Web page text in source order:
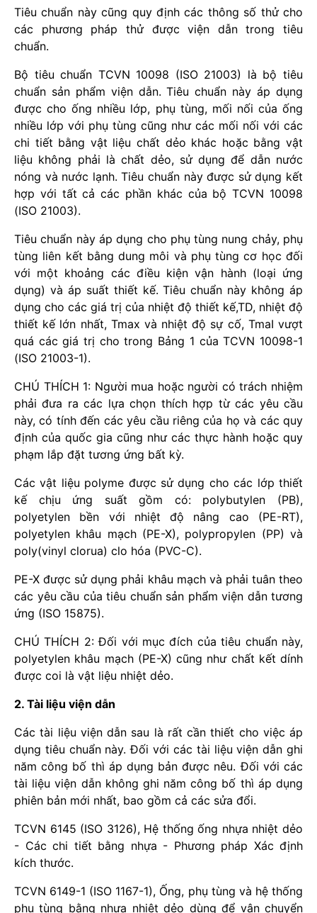
Tiêu chuẩn này cũng quy định các thông số thử cho
các phương pháp thử được viện dẫn trong tiêu
chuẩn.
Bộ tiêu chuẩn TCVN 10098 (ISO 21003) là bộ tiêu
chuẩn sản phẩm viện dẫn. Tiêu chuẩn này áp dụng
được cho ống nhiều lớp, phụ tùng, mối nối của ống
nhiều lớp với phụ tùng cũng như các mối nối với các
chi tiết bằng vật liệu chất dẻo khác hoặc bằng vật
liệu không phải là chất dẻo, sử dụng để dẫn nước
nóng và nước lạnh. Tiêu chuẩn này được sử dụng kết
hợp với tất cả các phần khác của bộ TCVN 10098
(ISO 21003).
Tiêu chuẩn này áp dụng cho phụ tùng nung chảy, phụ
tùng liên kết bằng dung môi và phụ tùng cơ học đối
với một khoảng các điều kiện vận hành (loại ứng
dụng) và áp suất thiết kế. Tiêu chuẩn này không áp
dụng cho các giá trị của nhiệt độ thiết kế,TD, nhiệt độ
thiết kế lớn nhất, Tmax và nhiệt độ sự cố, TmaI vượt
quá các giá trị cho trong Bảng 1 của TCVN 10098-1
(ISO 21003-1).
CHÚ THÍCH 1: Người mua hoặc người có trách nhiệm
phải đưa ra các lựa chọn thích hợp từ các yêu cầu
này, có tính đến các yêu cầu riêng của họ và các quy
định của quốc gia cũng như các thực hành hoặc quy
phạm lắp đặt tương ứng bất kỳ.
Các vật liệu polyme được sử dụng cho các lớp thiết
kế chịu ứng suất gồm có: polybutylen (PB),
polyetylen bền với nhiệt độ nâng cao (PE-RT),
polyetylen khâu mạch (PE-X), polypropylen (PP) và
poly(vinyl clorua) clo hóa (PVC-C).
PE-X được sử dụng phải khâu mạch và phải tuân theo
các yêu cầu của tiêu chuẩn sản phẩm viện dẫn tương
ứng (ISO 15875).
CHÚ THÍCH 2: Đối với mục đích của tiêu chuẩn này,
polyetylen khâu mạch (PE-X) cũng như chất kết dính
được coi là vật liệu nhiệt dẻo.
2. Tài liệu viện dẫn
Các tài liệu viện dẫn sau là rất cần thiết cho việc áp
dụng tiêu chuẩn này. Đối với các tài liệu viện dẫn ghi
năm công bố thì áp dụng bản được nêu. Đối với các
tài liệu viện dẫn không ghi năm công bố thì áp dụng
phiên bản mới nhất, bao gồm cả các sửa đổi.
TCVN 6145 (ISO 3126), Hệ thống ống nhựa nhiệt dẻo
- Các chi tiết bằng nhựa - Phương pháp Xác định
kích thước.
TCVN 6149-1 (ISO 1167-1), Ống, phụ tùng và hệ thống
phụ tùng bằng nhựa nhiệt dẻo dùng để vận chuyển